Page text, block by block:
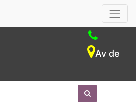
Av de